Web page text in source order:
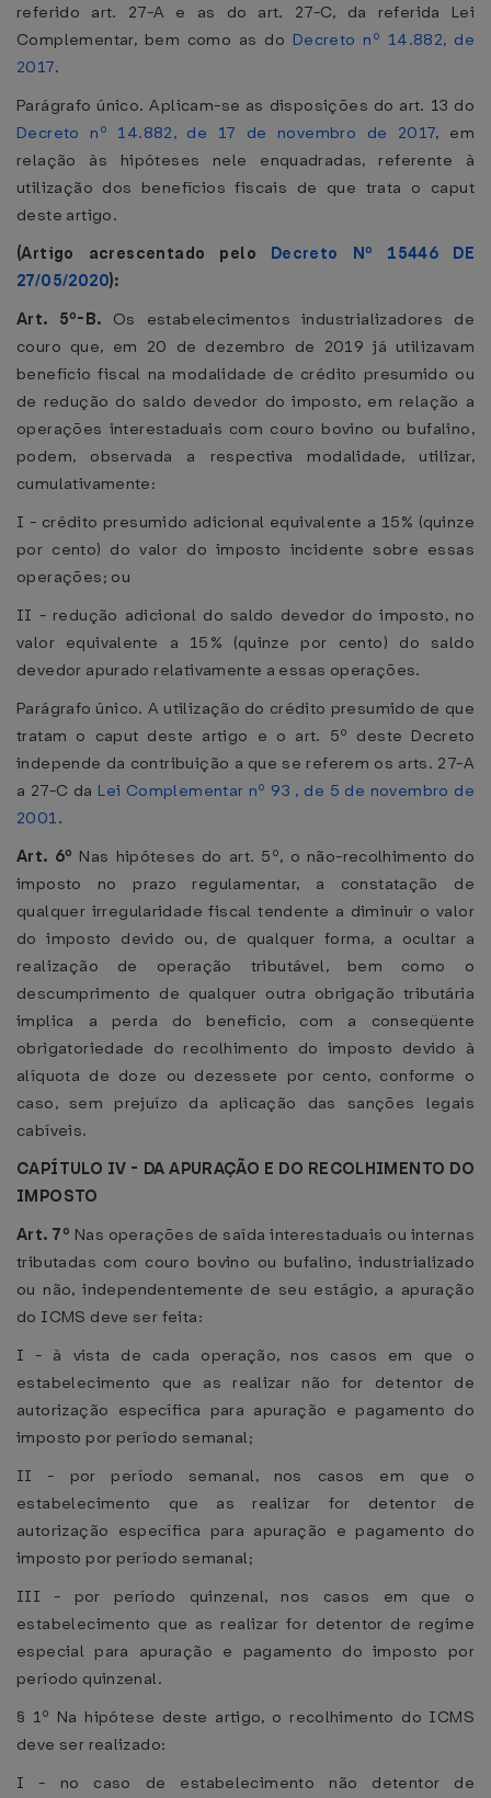
referido art. 27-A e as do art. 27-C, da referida Lei
Complementar, bem como as do Decreto nº 14.882, de
2017.
Parágrafo único. Aplicam-se as disposições do art. 13 do
Decreto nº 14.882, de 17 de novembro de 2017, em
relação às hipóteses nele enquadradas, referente à
utilização dos benefícios fiscais de que trata o caput
deste artigo.
(Artigo acrescentado pelo Decreto Nº 15446 DE
27/05/2020):
Art. 5º-B. Os estabelecimentos industrializadores de
couro que, em 20 de dezembro de 2019 já utilizavam
benefício fiscal na modalidade de crédito presumido ou
de redução do saldo devedor do imposto, em relação a
operações interestaduais com couro bovino ou bufalino,
podem, observada a respectiva modalidade, utilizar,
cumulativamente:
I - crédito presumido adicional equivalente a 15% (quinze
por cento) do valor do imposto incidente sobre essas
operações; ou
II - redução adicional do saldo devedor do imposto, no
valor equivalente a 15% (quinze por cento) do saldo
devedor apurado relativamente a essas operações.
Parágrafo único. A utilização do crédito presumido de que
tratam o caput deste artigo e o art. 5º deste Decreto
independe da contribuição a que se referem os arts. 27-A
a 27-C da Lei Complementar nº 93 , de 5 de novembro de
2001.
Art. 6º Nas hipóteses do art. 5º, o não-recolhimento do
imposto no prazo regulamentar, a constatação de
qualquer irregularidade fiscal tendente a diminuir o valor
do imposto devido ou, de qualquer forma, a ocultar a
realização de operação tributável, bem como o
descumprimento de qualquer outra obrigação tributária
implica a perda do benefício, com a conseqüente
obrigatoriedade do recolhimento do imposto devido à
alíquota de doze ou dezessete por cento, conforme o
caso, sem prejuízo da aplicação das sanções legais
cabíveis.
CAPÍTULO IV - DA APURAÇÃO E DO RECOLHIMENTO DO
IMPOSTO
Art. 7º Nas operações de saída interestaduais ou internas
tributadas com couro bovino ou bufalino, industrializado
ou não, independentemente de seu estágio, a apuração
do ICMS deve ser feita:
I - à vista de cada operação, nos casos em que o
estabelecimento que as realizar não for detentor de
autorização específica para apuração e pagamento do
imposto por período semanal;
II - por período semanal, nos casos em que o
estabelecimento que as realizar for detentor de
autorização específica para apuração e pagamento do
imposto por período semanal;
III - por período quinzenal, nos casos em que o
estabelecimento que as realizar for detentor de regime
especial para apuração e pagamento do imposto por
período quinzenal.
§ 1º Na hipótese deste artigo, o recolhimento do ICMS
deve ser realizado:
I - no caso de estabelecimento não detentor de